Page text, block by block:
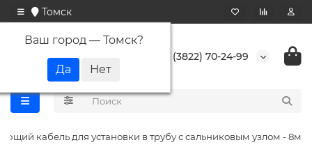
Томск
Ваш город — Томск?
+7 (3822) 70-24-99
кабель для установки в трубу с сальниковым узлом - 8м